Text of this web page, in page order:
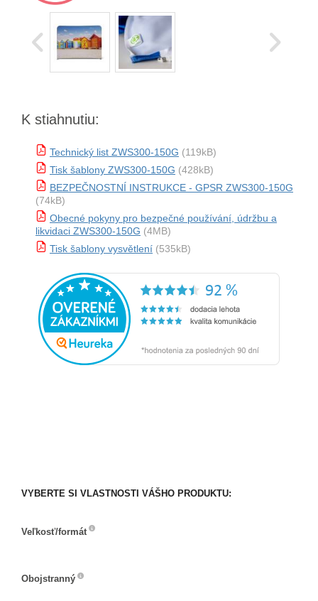
K stiahnutiu:
Technický list ZWS300-150G (119kB)
Tisk šablony ZWS300-150G (428kB)
BEZPEČNOSTNÍ INSTRUKCE - GPSR ZWS300-150G
(74kB)
Obecné pokyny pro bezpečné používání, údržbu a
likvidaci ZWS300-150G (4MB)
Tisk šablony vysvětlení (535kB)
VYBERTE SI VLASTNOSTI VÁŠHO PRODUKTU:
Veľkosť/formát
Obojstranný